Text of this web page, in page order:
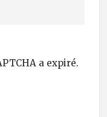
a expiré.